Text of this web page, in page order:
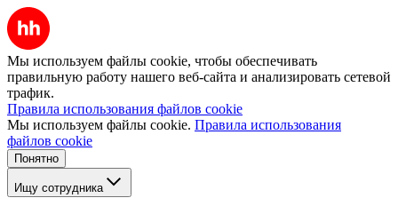
Мы используем файлы cookie, чтобы обеспечивать
правильную работу нашего веб-сайта и анализировать сетевой
трафик.
Правила использования файлов cookie
Мы используем файлы cookie. Правила использования
файлов cookie
Понятно
Ищу сотрудника